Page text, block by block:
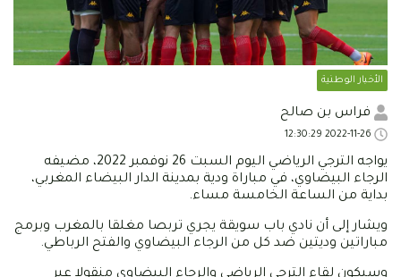
الأخبار الوطنية
فراس بن صالح
يواجه الترجي الرياضي اليوم السبت 26 نوفمبر 2022، مضيفه
الرجاء البيضاوي، في مباراة ودية بمدينة الدار البيضاء المغربي،
بداية من الساعة الخامسة مساء.
ويشار إلى أن نادي باب سويقة يجري تربصا مغلقا بالمغرب وبرمج
مباراتين وديتين ضد كل من الرجاء البيضاوي والفتح الرباطي.